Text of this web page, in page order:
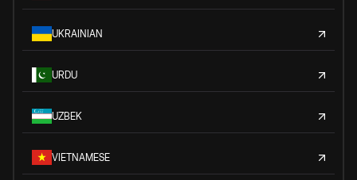
UKRAINIAN
URDU
UZBEK
VIETNAMESE